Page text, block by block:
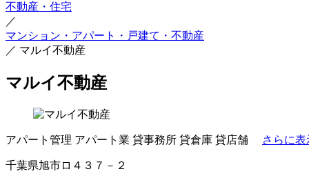
不動産・住宅
／
マンション・アパート・戸建て・不動産
／ マルイ不動産
マルイ不動産
アパート管理 アパート業 貸事務所 貸倉庫 貸店舗 さらに表
千葉県旭市ロ４３７－２